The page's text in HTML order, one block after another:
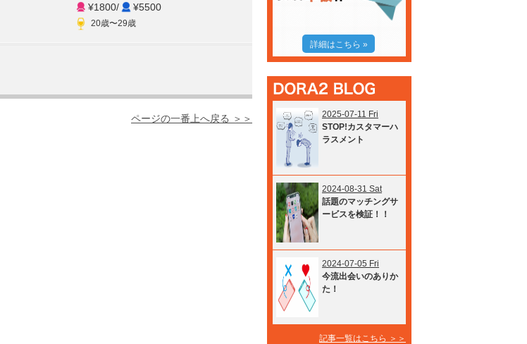
¥1800/ ¥5500
20歳〜29歳
ページの一番上へ戻る ＞＞
詳細はこちら »
2025-07-11 Fri
STOP!カスタマーハ
ラスメント
2024-08-31 Sat
話題のマッチングサ
ービスを検証！！
2024-07-05 Fri
今流出会いのありか
た！
記事一覧はこちら ＞＞